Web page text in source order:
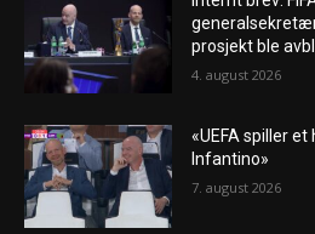
prosjekt ble
4. august 2026
«UEFA spiller
Infantino»
7. august 2026